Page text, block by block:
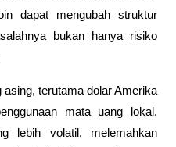
dapat mengubah struktur
bukan hanya risiko
terutama dolar Amerika
mata uang lokal,
lebih volatil, melemahkan